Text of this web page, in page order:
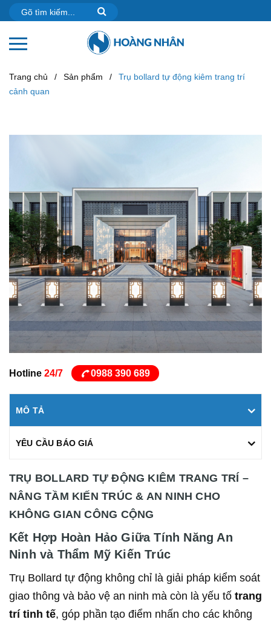
Trang chủ / Sản phẩm /
Trụ bollard tự động kiêm trang trí
cảnh quan
Hotline 24/7 0988 390 689
MÔ TẢ
YÊU CẦU BÁO GIÁ
TRỤ BOLLARD TỰ ĐỘNG KIÊM TRANG TRÍ –
NÂNG TẦM KIẾN TRÚC & AN NINH CHO
KHÔNG GIAN CÔNG CỘNG
Kết Hợp Hoàn Hảo Giữa Tính Năng An
Ninh và Thẩm Mỹ Kiến Trúc
Trụ Bollard tự động không chỉ là giải pháp kiểm soát
giao thông và bảo vệ an ninh mà còn là yếu tố trang
trí tinh tế, góp phần tạo điểm nhấn cho các không